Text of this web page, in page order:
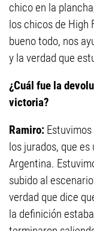
chico en la
los chicos de High
bueno todo, nos
y la verdad que
¿Cuál fue la
victoria?
Ramiro:
los jurados, que
Argentina.
subido al
verdad que dice
la definición